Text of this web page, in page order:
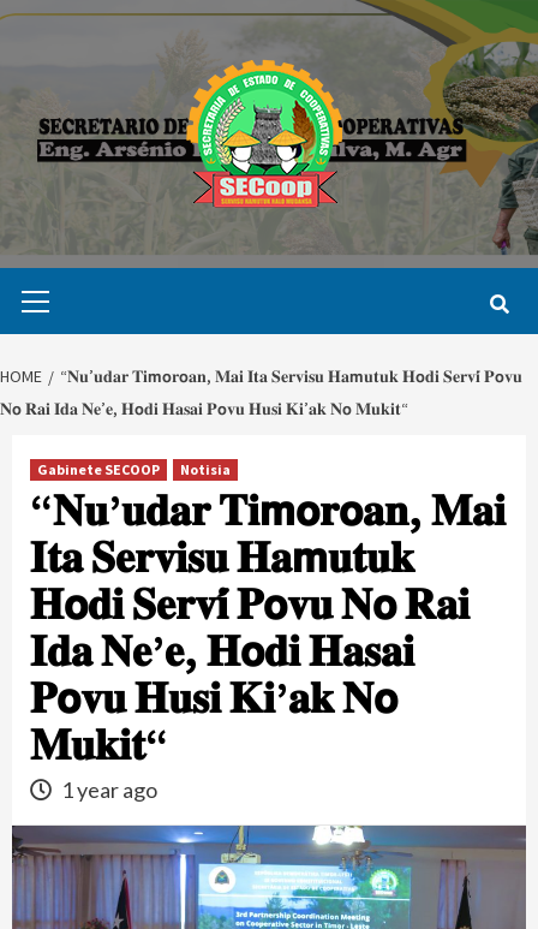
Skip
Menu
HOME
“𝐍𝐮’𝐮𝐝𝐚𝐫 𝐓𝐢𝗺𝗼𝐫𝗼𝐚𝐧, 𝐌𝐚𝐢 𝐈𝐭𝐚 𝐒𝐞𝐫𝐯𝐢𝐬𝐮 𝐇𝐚𝗺𝐮𝐭𝐮𝐤 𝐇𝗼𝐝𝐢 𝐒𝐞𝐫𝐯𝐢́ 𝐏𝗼𝐯𝐮
𝐍𝗼 𝐑𝐚𝐢 𝐈𝐝𝐚 𝐍𝐞’𝐞, 𝐇𝗼𝐝𝐢 𝐇𝐚𝐬𝐚𝐢 𝐏𝗼𝐯𝐮 𝐇𝐮𝐬𝐢 𝐊𝐢’𝐚𝐤 𝐍𝗼 𝐌𝐮𝐤𝐢𝐭“
Gabinete SECOOP Notisia
“𝐍𝐮’𝐮𝐝𝐚𝐫 𝐓𝐢𝗺𝗼𝐫𝗼𝐚𝐧, 𝐌𝐚𝐢
𝐈𝐭𝐚 𝐒𝐞𝐫𝐯𝐢𝐬𝐮 𝐇𝐚𝗺𝐮𝐭𝐮𝐤
𝐇𝗼𝐝𝐢 𝐒𝐞𝐫𝐯𝐢́ 𝐏𝗼𝐯𝐮 𝐍𝗼 𝐑𝐚𝐢
𝐈𝐝𝐚 𝐍𝐞’𝐞, 𝐇𝗼𝐝𝐢 𝐇𝐚𝐬𝐚𝐢
𝐏𝗼𝐯𝐮 𝐇𝐮𝐬𝐢 𝐊𝐢’𝐚𝐤 𝐍𝗼
𝐌𝐮𝐤𝐢𝐭“
1 year ago